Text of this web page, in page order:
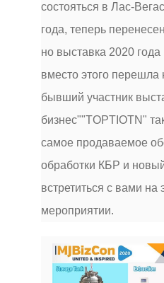
состояться в Лас-
года, теперь
но выставка 2020 года
вместо этого перешла
бывший участник
бизнес""TOPTIOTN"
самое продаваемое
обработки КБР и
встретиться с вами
мероприятии.